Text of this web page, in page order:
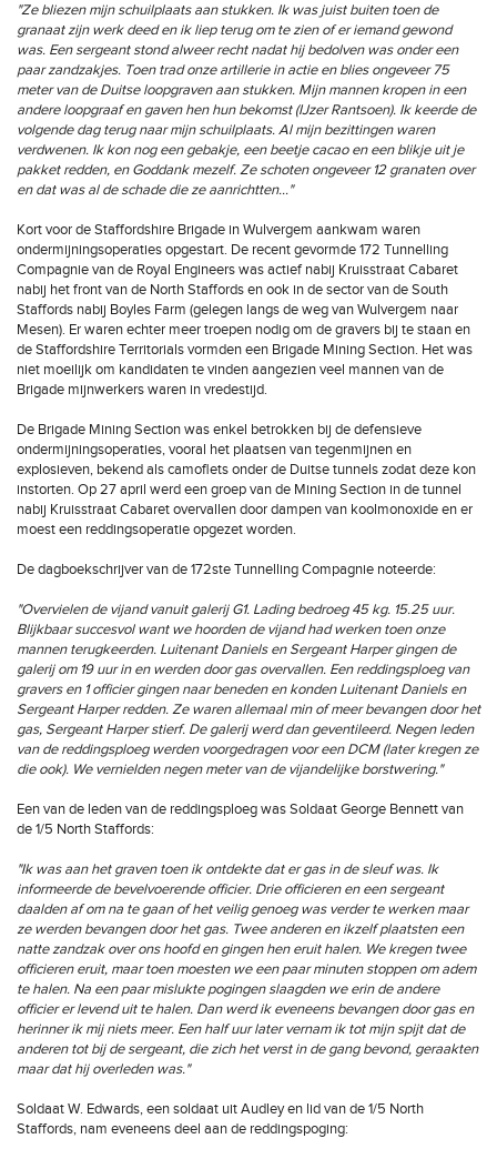
"Ze bliezen mijn schuilplaats aan stukken. Ik was juist buiten toen de
granaat zijn werk deed en ik liep terug om te zien of er iemand gewond
was. Een sergeant stond alweer recht nadat hij bedolven was onder een
paar zandzakjes. Toen trad onze artillerie in actie en blies ongeveer 75
meter van de Duitse loopgraven aan stukken. Mijn mannen kropen in een
andere loopgraaf en gaven hen hun bekomst (IJzer Rantsoen). Ik keerde de
volgende dag terug naar mijn schuilplaats. Al mijn bezittingen waren
verdwenen. Ik kon nog een gebakje, een beetje cacao en een blikje uit je
pakket redden, en Goddank mezelf. Ze schoten ongeveer 12 granaten over
en dat was al de schade die ze aanrichtten…"
Kort voor de Staffordshire Brigade in Wulvergem aankwam waren
ondermijningsoperaties opgestart. De recent gevormde 172 Tunnelling
Compagnie van de Royal Engineers was actief nabij Kruisstraat Cabaret
nabij het front van de North Staffords en ook in de sector van de South
Staffords nabij Boyles Farm (gelegen langs de weg van Wulvergem naar
Mesen). Er waren echter meer troepen nodig om de gravers bij te staan en
de Staffordshire Territorials vormden een Brigade Mining Section. Het was
niet moeilijk om kandidaten te vinden aangezien veel mannen van de
Brigade mijnwerkers waren in vredestijd.
De Brigade Mining Section was enkel betrokken bij de defensieve
ondermijningsoperaties, vooral het plaatsen van tegenmijnen en
explosieven, bekend als camoflets onder de Duitse tunnels zodat deze kon
instorten. Op 27 april werd een groep van de Mining Section in de tunnel
nabij Kruisstraat Cabaret overvallen door dampen van koolmonoxide en er
moest een reddingsoperatie opgezet worden.
De dagboekschrijver van de 172ste Tunnelling Compagnie noteerde:
"Overvielen de vijand vanuit galerij G1. Lading bedroeg 45 kg. 15.25 uur.
Blijkbaar succesvol want we hoorden de vijand had werken toen onze
mannen terugkeerden. Luitenant Daniels en Sergeant Harper gingen de
galerij om 19 uur in en werden door gas overvallen. Een reddingsploeg van
gravers en 1 officier gingen naar beneden en konden Luitenant Daniels en
Sergeant Harper redden. Ze waren allemaal min of meer bevangen door het
gas, Sergeant Harper stierf. De galerij werd dan geventileerd. Negen leden
van de reddingsploeg werden voorgedragen voor een DCM (later kregen ze
die ook). We vernielden negen meter van de vijandelijke borstwering."
Een van de leden van de reddingsploeg was Soldaat George Bennett van
de 1/5 North Staffords:
"Ik was aan het graven toen ik ontdekte dat er gas in de sleuf was. Ik
informeerde de bevelvoerende officier. Drie officieren en een sergeant
daalden af om na te gaan of het veilig genoeg was verder te werken maar
ze werden bevangen door het gas. Twee anderen en ikzelf plaatsten een
natte zandzak over ons hoofd en gingen hen eruit halen. We kregen twee
officieren eruit, maar toen moesten we een paar minuten stoppen om adem
te halen. Na een paar mislukte pogingen slaagden we erin de andere
officier er levend uit te halen. Dan werd ik eveneens bevangen door gas en
herinner ik mij niets meer. Een half uur later vernam ik tot mijn spijt dat de
anderen tot bij de sergeant, die zich het verst in de gang bevond, geraakten
maar dat hij overleden was."
Soldaat W. Edwards, een soldaat uit Audley en lid van de 1/5 North
Staffords, nam eveneens deel aan de reddingspoging: